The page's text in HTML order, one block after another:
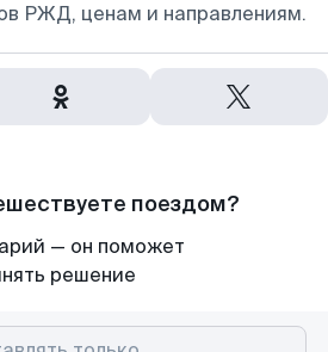
РЖД, ценам и направлениям.
поездом?
— он поможет
решение